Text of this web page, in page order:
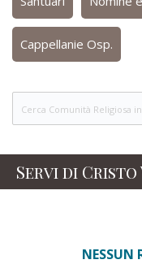
Cappellanie Osp.
Servi di Cristo
NESSUN